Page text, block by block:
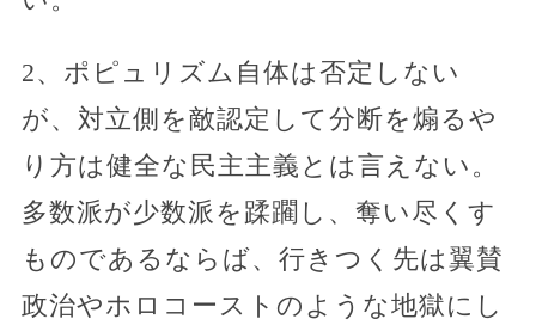
2、ポピュリズム自体は否定しない
が、対立側を敵認定して分断を煽るや
り方は健全な民主主義とは言えない。
多数派が少数派を蹂躙し、奪い尽くす
ものであるならば、行きつく先は翼賛
政治やホロコーストのような地獄にし